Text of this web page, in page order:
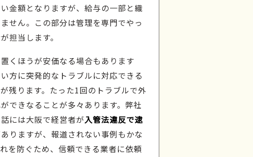
金額となりますが、給与の一部と織
せん。この部分は管理を専門でやっ
担当します。
くほうが安価なる場合もあります
方に突発的なトラブルに対応できる
残ります。たった1回のトラブルで外
できなることが多々あります。弊社
には大阪で経営者が入管法違反で逮
りますが、報道されない事例もかな
を防ぐため、信頼できる業者に依頼